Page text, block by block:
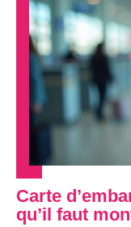
Carte
qu’il faut